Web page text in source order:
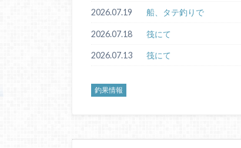
2026.07.19 船、タテ釣りで
2026.07.18 筏にて
2026.07.13 筏にて
釣果情報